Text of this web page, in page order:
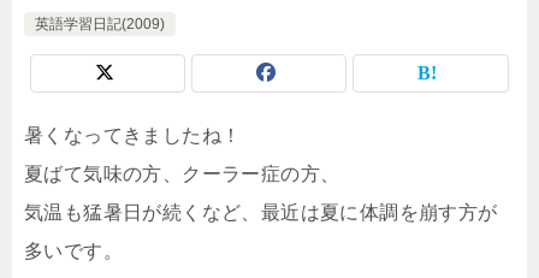
英語学習日記(2009)
暑くなってきましたね！
夏ばて気味の方、クーラー症の方、
気温も猛暑日が続くなど、最近は夏に体調を崩す方が
多いです。